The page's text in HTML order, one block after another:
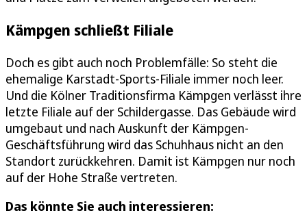
Kämpgen schließt Filiale
Doch es gibt auch noch Problemfälle: So steht die
ehemalige Karstadt-Sports-Filiale immer noch leer.
Und die Kölner Traditionsfirma Kämpgen verlässt ihre
letzte Filiale auf der Schildergasse. Das Gebäude wird
umgebaut und nach Auskunft der Kämpgen-
Geschäftsführung wird das Schuhhaus nicht an den
Standort zurückkehren. Damit ist Kämpgen nur noch
auf der Hohe Straße vertreten.
Das könnte Sie auch interessieren: